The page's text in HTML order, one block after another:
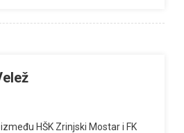
HŠK Zrinjski Mostar i FK